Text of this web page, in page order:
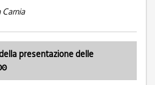
presentazione delle